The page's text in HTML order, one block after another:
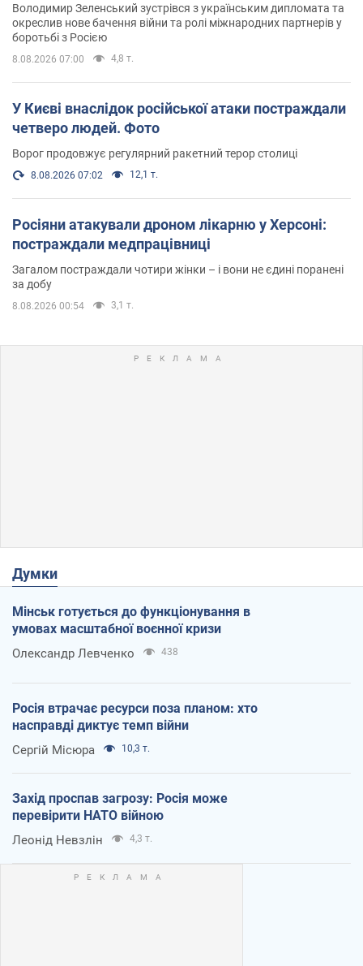
Володимир Зеленський зустрівся з українським дипломата та
окреслив нове бачення війни та ролі міжнародних партнерів у
боротьбі з Росією
8.08.2026 07:00 4,8 т.
У Києві внаслідок російської атаки постраждали
четверо людей. Фото
Ворог продовжує регулярний ракетний терор столиці
8.08.2026 07:02 12,1 т.
Росіяни атакували дроном лікарню у Херсоні:
постраждали медпрацівниці
Загалом постраждали чотири жінки – і вони не єдині поранені
за добу
8.08.2026 00:54 3,1 т.
Думки
Мінськ готується до функціонування в
умовах масштабної воєнної кризи
Олександр Левченко 438
Росія втрачає ресурси поза планом: хто
насправді диктує темп війни
Сергій Місюра 10,3 т.
Захід проспав загрозу: Росія може
перевірити НАТО війною
Леонід Невзлін 4,3 т.